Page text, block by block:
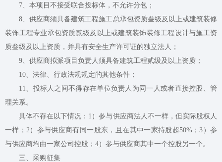
7、本项目不接受联合投标体，不允许分包；
8、供应商须具备建筑工程施工总承包资质叁级及以上或建筑装修
装饰工程专业承包资质贰级及以上或建筑装饰装修工程设计与施工资
质叁级及以上资质，并具有安全生产许可证的独立法人；
9、供应商拟派项目负责人须具备建筑工程贰级及以上资质；
10、法律、行政法规规定的其他条件；
11、投标人之间不得存在单位负责人为同一人或者直接控股、管
理关系。
具体不存在以下情况：1）参与供应商法人不一样，但实际股权人
一样；2）参与供应商有同一股东，且在其中一家持股超50%；3）参
与供应商均由一家公司控股；4）参与供应商其中一个控股另一个。
三、采购征集